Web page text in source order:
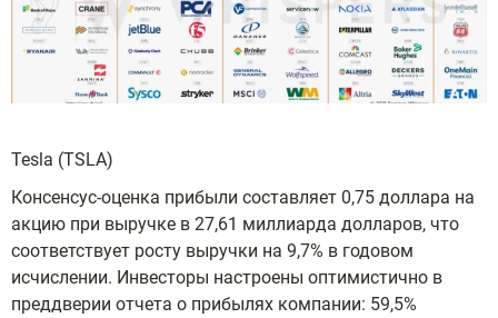
Tesla (TSLA)
Консенсус-оценка прибыли составляет 0,75 доллара на
акцию при выручке в 27,61 миллиарда долларов, что
соответствует росту выручки на 9,7% в годовом
исчислении. Инвесторы настроены оптимистично в
преддверии отчета о прибылях компании: 59,5%